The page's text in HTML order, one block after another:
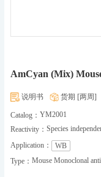
AmCyan (Mix)
说明书 货期 [两周]
Catalog： YM2001
Reactivity： Species
Application：
WB
Type： Mouse Monoclonal